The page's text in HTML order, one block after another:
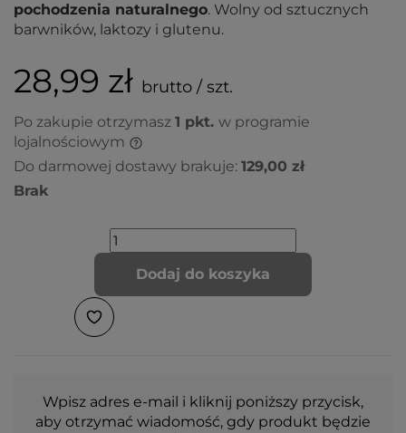
pochodzenia naturalnego. Wolny od sztucznych
barwników, laktozy i glutenu.
28,99 zł brutto / szt.
Po zakupie otrzymasz 1 pkt. w programie
lojalnościowym
Do darmowej dostawy brakuje: 129,00 zł
Brak
Dodaj do koszyka
Wpisz adres e-mail i kliknij poniższy przycisk,
aby otrzymać wiadomość, gdy produkt będzie